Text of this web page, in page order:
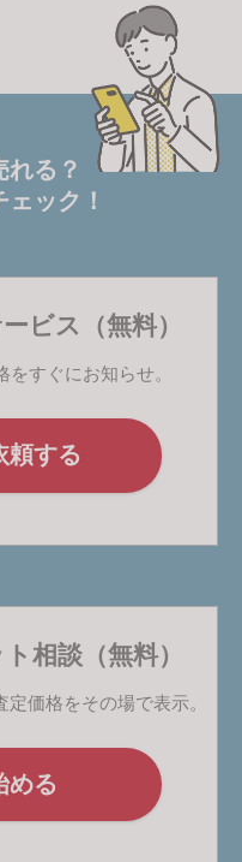
れる？
ック！
ビス（無料）
をすぐにお知らせ。
頼する
相談（無料）
価格をその場で表示。
める